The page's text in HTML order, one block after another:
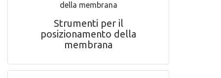
Strumenti per il
posizionamento della
membrana